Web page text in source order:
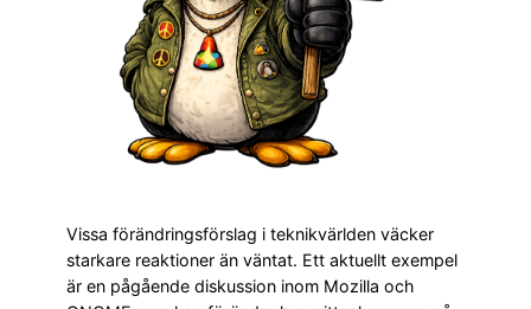
Vissa förändringsförslag i teknikvärlden väcker
starkare reaktioner än väntat. Ett aktuellt exempel
är en pågående diskussion inom Mozilla och